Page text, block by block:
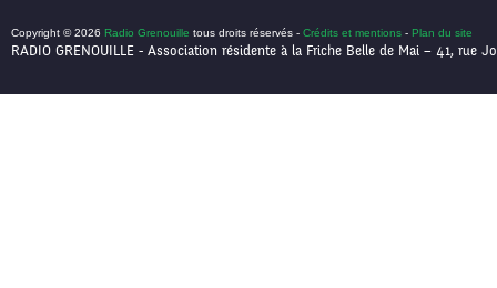
Copyright © 2026 Radio Grenouille tous droits réservés - Crédits et mentions - Plan du site
RADIO GRENOUILLE - Association résidente à la Friche Belle de Mai – 41, rue